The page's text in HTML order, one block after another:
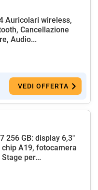
Auricolari wireless,
Cancellazione
Audio...
VEDI OFFERTA
256 GB: display 6,3"
A19, fotocamera
per...